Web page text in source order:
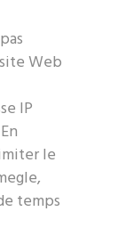
Web
IP
le
temps